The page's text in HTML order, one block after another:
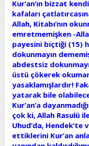
Kur’an’ın bizzat
kafaları
Allah, Kitabı’nın
emretmemişken -
payesini biçtiği (15)
dokunmayın
abdestsiz
üstü çökerek
yasaklamışlardır!
yatarak bile
Kur’an’a
çok ki, Allah Rasulü
Uhud’da, Hendek’te
ettiklerini Kur’an